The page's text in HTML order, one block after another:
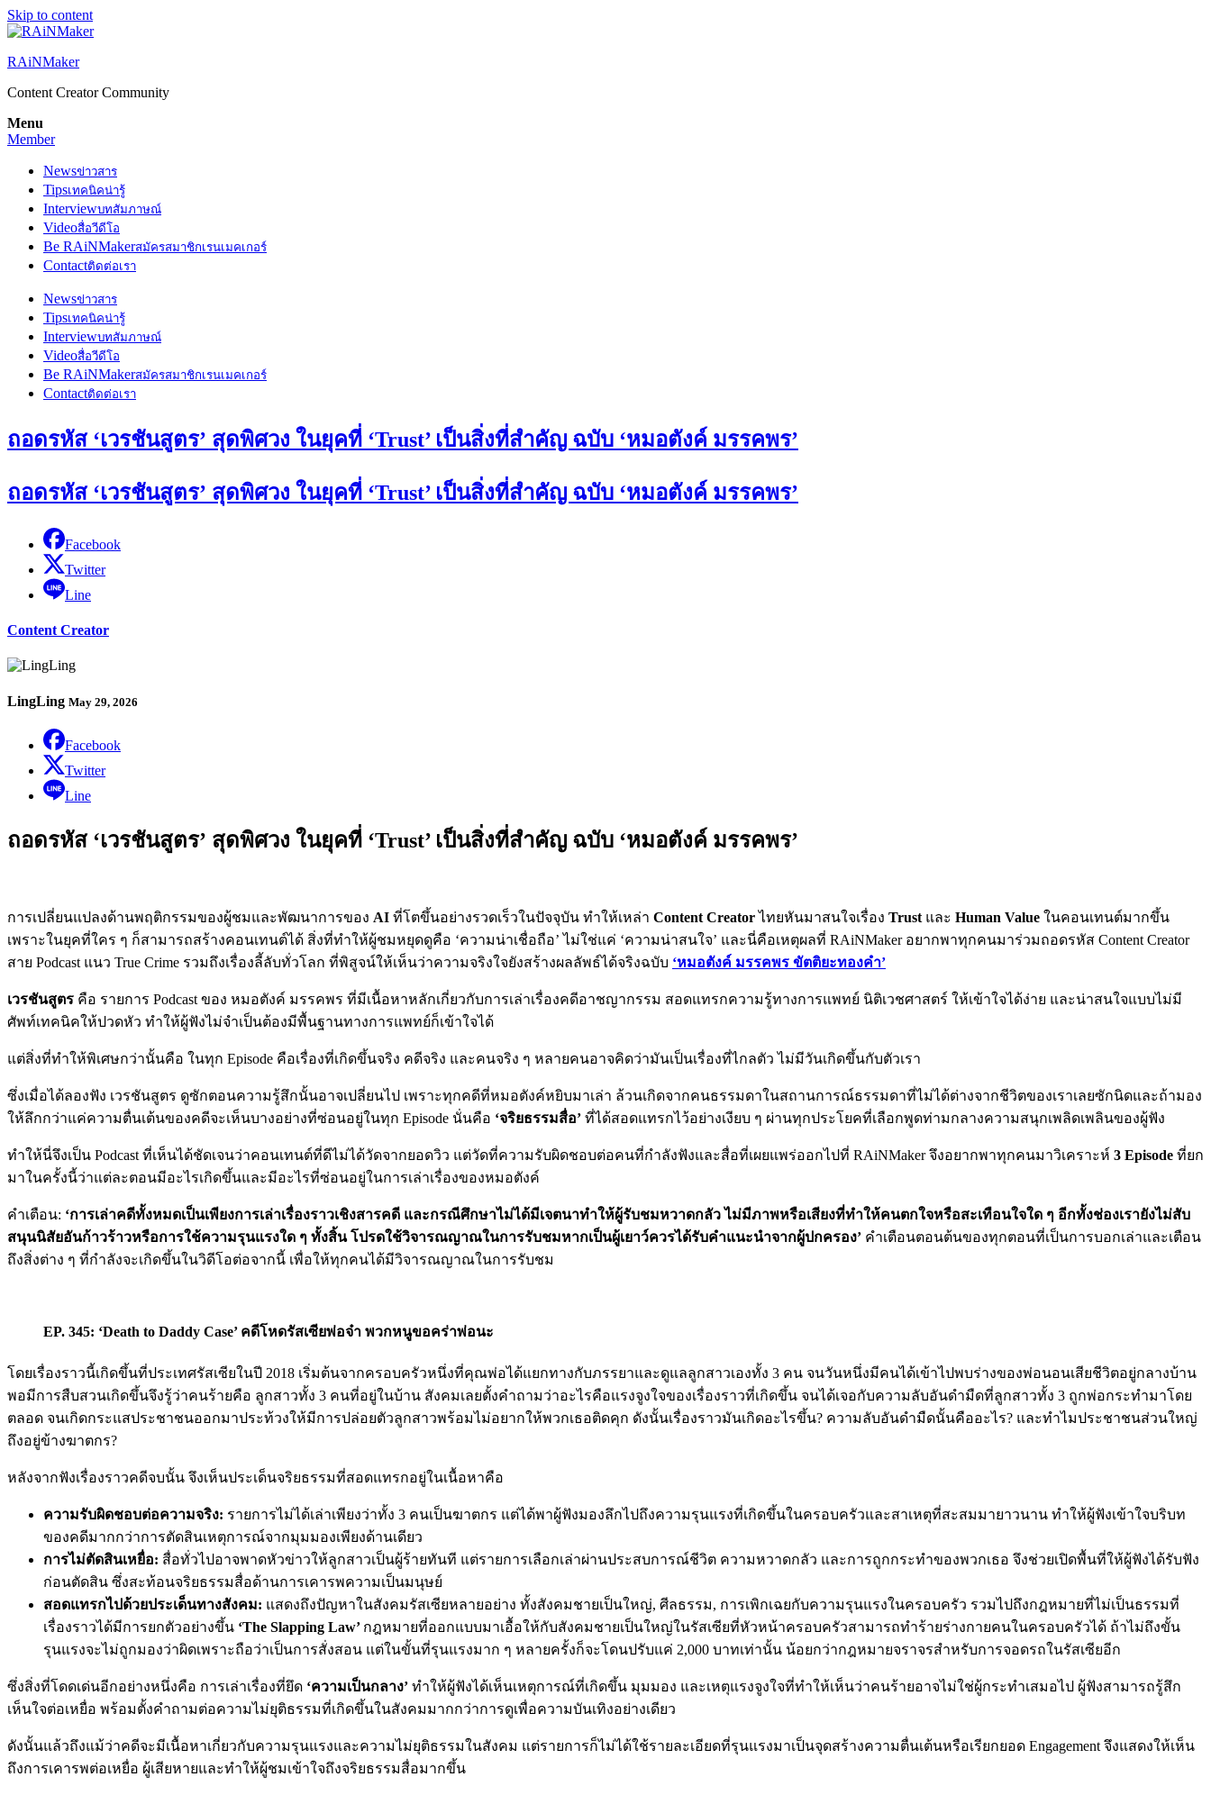
Skip to content
RAiNMaker
Content Creator Community
Menu
Member
Newsข่าวสาร
Tipsเทคนิคน่ารู้
Interviewบทสัมภาษณ์
Videoสื่อวีดีโอ
Be RAiNMakerสมัครสมาชิกเรนเมคเกอร์
Contactติดต่อเรา
Newsข่าวสาร
Tipsเทคนิคน่ารู้
Interviewบทสัมภาษณ์
Videoสื่อวีดีโอ
Be RAiNMakerสมัครสมาชิกเรนเมคเกอร์
Contactติดต่อเรา
ถอดรหัส ‘เวรชันสูตร’ สุดพิศวง ในยุคที่ ‘Trust’ เป็นสิ่งที่สำคัญ ฉบับ ‘หมอตังค์ มรรคพร’
ถอดรหัส ‘เวรชันสูตร’ สุดพิศวง ในยุคที่ ‘Trust’ เป็นสิ่งที่สำคัญ ฉบับ ‘หมอตังค์ มรรคพร’
Facebook
Twitter
Line
Content Creator
LingLing May 29, 2026
Facebook
Twitter
Line
ถอดรหัส ‘เวรชันสูตร’ สุดพิศวง ในยุคที่ ‘Trust’ เป็นสิ่งที่สำคัญ ฉบับ ‘หมอตังค์ มรรคพร’
การเปลี่ยนแปลงด้านพฤติกรรมของผู้ชมและพัฒนาการของ AI ที่โตขึ้นอย่างรวดเร็วในปัจจุบัน ทำให้เหล่า Content Creatorไทยหันมาสนใจเรื่อง Trust และ Human Value ในคอนเทนต์มากขึ้น
เพราะในยุคที่ใคร ๆ ก็สามารถสร้างคอนเทนต์ได้ สิ่งที่ทำให้ผู้ชมหยุดดูคือ ‘ความน่าเชื่อถือ’ ไม่ใช่แค่ ‘ความน่าสนใจ’ และนี่คือเหตุผลที่ RAiNMaker อยากพาทุกคนมาร่วมถอดรหัส Content Creator
สาย Podcast แนว True Crime รวมถึงเรื่องลี้ลับทั่วโลก ที่พิสูจน์ให้เห็นว่าความจริงใจยังสร้างผลลัพธ์ได้จริงฉบับ ‘หมอตังค์ มรรคพร ขัตติยะทองคำ’
เวรชันสูตร คือ รายการ Podcast ของ หมอตังค์ มรรคพร ที่มีเนื้อหาหลักเกี่ยวกับการเล่าเรื่องคดีอาชญากรรม สอดแทรกความรู้ทางการแพทย์ นิติเวชศาสตร์ ให้เข้าใจได้ง่าย และน่าสนใจแบบไม่มี
ศัพท์เทคนิคให้ปวดหัว ทำให้ผู้ฟังไม่จำเป็นต้องมีพื้นฐานทางการแพทย์ก็เข้าใจได้
แต่สิ่งที่ทำให้พิเศษกว่านั้นคือ ในทุก Episode คือเรื่องที่เกิดขึ้นจริง คดีจริง และคนจริง ๆ หลายคนอาจคิดว่ามันเป็นเรื่องที่ไกลตัว ไม่มีวันเกิดขึ้นกับตัวเรา
ซึ่งเมื่อได้ลองฟัง เวรชันสูตร ดูซักตอนความรู้สึกนั้นอาจเปลี่ยนไป เพราะทุกคดีที่หมอตังค์หยิบมาเล่า ล้วนเกิดจากคนธรรมดาในสถานการณ์ธรรมดาที่ไม่ได้ต่างจากชีวิตของเราเลยซักนิดและถ้ามอง
ให้ลึกกว่าแค่ความตื่นเต้นของคดีจะเห็นบางอย่างที่ซ่อนอยู่ในทุก Episode นั่นคือ ‘จริยธรรมสื่อ’ ที่ได้สอดแทรกไว้อย่างเงียบ ๆ ผ่านทุกประโยคที่เลือกพูดท่ามกลางความสนุกเพลิดเพลินของผู้ฟัง
ทำให้นี่จึงเป็น Podcast ที่เห็นได้ชัดเจนว่าคอนเทนต์ที่ดีไม่ได้วัดจากยอดวิว แต่วัดที่ความรับผิดชอบต่อคนที่กำลังฟังและสื่อที่เผยแพร่ออกไปที่ RAiNMaker จึงอยากพาทุกคนมาวิเคราะห์ 3 Episode ที่ยก
มาในครั้งนี้ว่าแต่ละตอนมีอะไรเกิดขึ้นและมีอะไรที่ซ่อนอยู่ในการเล่าเรื่องของหมอตังค์
คำเตือน: ‘การเล่าคดีทั้งหมดเป็นเพียงการเล่าเรื่องราวเชิงสารคดี และกรณีศึกษาไม่ได้มีเจตนาทำให้ผู้รับชมหวาดกลัว ไม่มีภาพหรือเสียงที่ทำให้คนตกใจหรือสะเทือนใจใด ๆ อีกทั้งช่องเรายังไม่สับ
สนุนนิสัยอันก้าวร้าวหรือการใช้ความรุนแรงใด ๆ ทั้งสิ้น โปรดใช้วิจารณญาณในการรับชมหากเป็นผู้เยาว์ควรได้รับคำแนะนำจากผู้ปกครอง’ คำเตือนตอนต้นของทุกตอนที่เป็นการบอกเล่าและเตือน
ถึงสิ่งต่าง ๆ ที่กำลังจะเกิดขึ้นในวิดีโอต่อจากนี้ เพื่อให้ทุกคนได้มีวิจารณญาณในการรับชม
EP. 345: ‘Death to Daddy Case’ คดีโหดรัสเซียพ่อจ๋า พวกหนูขอคร่าพ่อนะ
โดยเรื่องราวนี้เกิดขึ้นที่ประเทศรัสเซียในปี 2018 เริ่มต้นจากครอบครัวหนึ่งที่คุณพ่อได้แยกทางกับภรรยาและดูแลลูกสาวเองทั้ง 3 คน จนวันหนึ่งมีคนได้เข้าไปพบร่างของพ่อนอนเสียชีวิตอยู่กลางบ้าน
พอมีการสืบสวนเกิดขึ้นจึงรู้ว่าคนร้ายคือ ลูกสาวทั้ง 3 คนที่อยู่ในบ้าน สังคมเลยตั้งคำถามว่าอะไรคือแรงจูงใจของเรื่องราวที่เกิดขึ้น จนได้เจอกับความลับอันดำมืดที่ลูกสาวทั้ง 3 ถูกพ่อกระทำมาโดย
ตลอด จนเกิดกระแสประชาชนออกมาประท้วงให้มีการปล่อยตัวลูกสาวพร้อมไม่อยากให้พวกเธอติดคุก ดังนั้นเรื่องราวมันเกิดอะไรขึ้น? ความลับอันดำมืดนั้นคืออะไร? และทำไมประชาชนส่วนใหญ่
ถึงอยู่ข้างฆาตกร?
หลังจากฟังเรื่องราวคดีจบนั้น จึงเห็นประเด็นจริยธรรมที่สอดแทรกอยู่ในเนื้อหาคือ
ความรับผิดชอบต่อความจริง: รายการไม่ได้เล่าเพียงว่าทั้ง 3 คนเป็นฆาตกร แต่ได้พาผู้ฟังมองลึกไปถึงความรุนแรงที่เกิดขึ้นในครอบครัวและสาเหตุที่สะสมมายาวนาน ทำให้ผู้ฟังเข้าใจบริบท
ของคดีมากกว่าการตัดสินเหตุการณ์จากมุมมองเพียงด้านเดียว
การไม่ตัดสินเหยื่อ: สื่อทั่วไปอาจพาดหัวข่าวให้ลูกสาวเป็นผู้ร้ายทันที แต่รายการเลือกเล่าผ่านประสบการณ์ชีวิต ความหวาดกลัว และการถูกกระทำของพวกเธอ จึงช่วยเปิดพื้นที่ให้ผู้ฟังได้รับฟัง
ก่อนตัดสิน ซึ่งสะท้อนจริยธรรมสื่อด้านการเคารพความเป็นมนุษย์
สอดแทรกไปด้วยประเด็นทางสังคม: แสดงถึงปัญหาในสังคมรัสเซียหลายอย่าง ทั้งสังคมชายเป็นใหญ่, ศีลธรรม, การเพิกเฉยกับความรุนแรงในครอบครัว รวมไปถึงกฎหมายที่ไม่เป็นธรรมที่
เรื่องราวได้มีการยกตัวอย่างขึ้น ‘The Slapping Law’ กฎหมายที่ออกแบบมาเอื้อให้กับสังคมชายเป็นใหญ่ในรัสเซียที่หัวหน้าครอบครัวสามารถทำร้ายร่างกายคนในครอบครัวได้ ถ้าไม่ถึงขั้น
รุนแรงจะไม่ถูกมองว่าผิดเพราะถือว่าเป็นการสั่งสอน แต่ในขั้นที่รุนแรงมาก ๆ หลายครั้งก็จะโดนปรับแค่ 2,000 บาทเท่านั้น น้อยกว่ากฎหมายจราจรสำหรับการจอดรถในรัสเซียอีก
ซึ่งสิ่งที่โดดเด่นอีกอย่างหนึ่งคือ การเล่าเรื่องที่ยึด ‘ความเป็นกลาง’ ทำให้ผู้ฟังได้เห็นเหตุการณ์ที่เกิดขึ้น มุมมอง และเหตุแรงจูงใจที่ทำให้เห็นว่าคนร้ายอาจไม่ใช่ผู้กระทำเสมอไป ผู้ฟังสามารถรู้สึก
เห็นใจต่อเหยื่อ พร้อมตั้งคำถามต่อความไม่ยุติธรรมที่เกิดขึ้นในสังคมมากกว่าการดูเพื่อความบันเทิงอย่างเดียว
ดังนั้นแล้วถึงแม้ว่าคดีจะมีเนื้อหาเกี่ยวกับความรุนแรงและความไม่ยุติธรรมในสังคม แต่รายการก็ไม่ได้ใช้รายละเอียดที่รุนแรงมาเป็นจุดสร้างความตื่นเต้นหรือเรียกยอด Engagement จึงแสดงให้เห็น
ถึงการเคารพต่อเหยื่อ ผู้เสียหายและทำให้ผู้ชมเข้าใจถึงจริยธรรมสื่อมากขึ้น